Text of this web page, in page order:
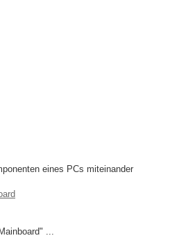
eines PCs miteinander
...